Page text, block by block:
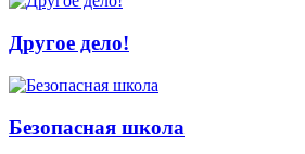
Другое дело!
Безопасная школа